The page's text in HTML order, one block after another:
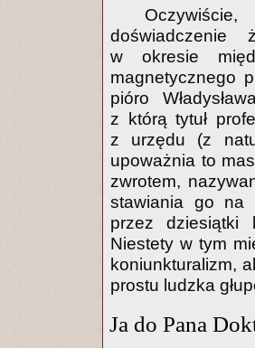
doświadczenie
w okresie
magnetycznego
pióro
z którą tytuł
z urzędu (z
upoważnia to
zwrotem,
stawiania go na
przez dziesiątki
Niestety w tym
koniunkturalizm,
prostu ludzka
Ja do Pana